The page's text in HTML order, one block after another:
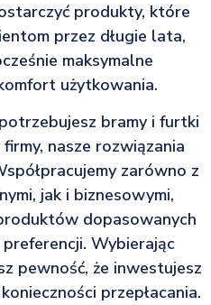
produkty, które
przez długie lata,
maksymalne
użytkowania.
bramy i furtki
nasze rozwiązania
zarówno z
jak i biznesowymi,
dopasowanych
Wybierając
pewność, że inwestujesz
przepłacania.